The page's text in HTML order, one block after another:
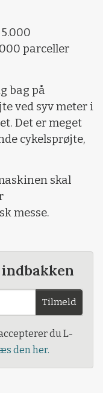
parceller
bag på
ved syv meter i
Det er meget
cykelsprøjte,
skal
messe.
Tilmeld
du L-
den her.